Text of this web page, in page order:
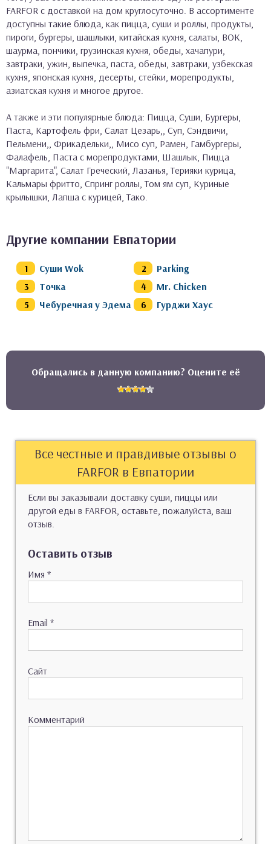
FARFOR с доставкой на дом круглосуточно. В ассортименте
доступны такие блюда, как пицца, суши и роллы, продукты,
пироги, бургеры, шашлыки, китайская кухня, салаты, ВОК,
шаурма, пончики, грузинская кухня, обеды, хачапури,
завтраки, ужин, выпечка, паста, обеды, завтраки, узбекская
кухня, японская кухня, десерты, стейки, морепродукты,
азиатская кухня и многое другое.
А также и эти популярные блюда: Пицца, Суши, Бургеры,
Паста, Картофель фри, Салат Цезарь,, Суп, Сэндвичи,
Пельмени,, Фрикадельки,, Мисо суп, Рамен, Гамбургеры,
Фалафель, Паста с морепродуктами, Шашлык, Пицца
"Маргарита", Салат Греческий, Лазанья, Терияки курица,
Кальмары фритто, Спринг роллы, Том ям суп, Куриные
крылышки, Лапша с курицей, Тако.
Другие компании Евпатории
Суши Wok
Parking
Точка
Mr. Chicken
Чебуречная у Эдема
Гурджи Хаус
Обращались в данную компанию? Оцените её
Все честные и правдивые отзывы о
FARFOR в Евпатории
Если вы заказывали доставку суши, пиццы или
другой еды в FARFOR, оставьте, пожалуйста, ваш
отзыв.
Оставить отзыв
Имя *
Email *
Сайт
Комментарий